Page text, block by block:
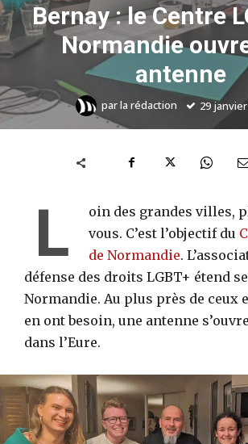
Bernay : le Centre
Normandie
antenne
parla rédaction 29
L
oin des grandes villes,
vous. C’est l’objectif du
de Normandie.
défense des droits LGBT+ étend
Normandie. Au plus près de ceux
en ont besoin, une antenne
dans l’Eure.